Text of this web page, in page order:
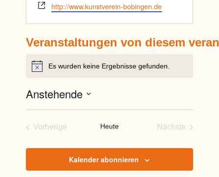
Webseite
http://www.kunstverein-bobingen.de
Veranstaltungen von diesem
HinweisEs wurden keine Ergebnisse gefunden.
Anstehende
Vorherige
Heute
Nächste
Kalender abonnieren